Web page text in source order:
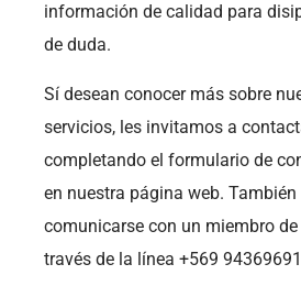
información de calidad para
de duda.
Sí desean conocer más sobre
servicios, les invitamos a
completando el formulario de
en nuestra página web. También
comunicarse con un miembro
través de la línea +569